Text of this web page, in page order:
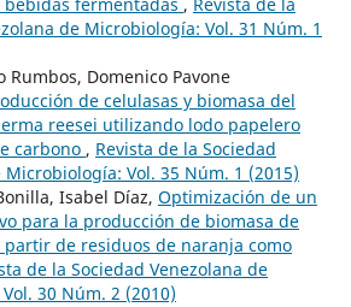
de Microbiología: Vol. 31 Núm. 1
Rumbos, Domenico Pavone
de celulasas y biomasa del
reesei utilizando lodo papelero
carbono , Revista de la Sociedad
Microbiología: Vol. 35 Núm. 1 (2015)
Isabel Díaz, Optimización de un
para la producción de biomasa de
partir de residuos de naranja como
de la Sociedad Venezolana de
30 Núm. 2 (2010)